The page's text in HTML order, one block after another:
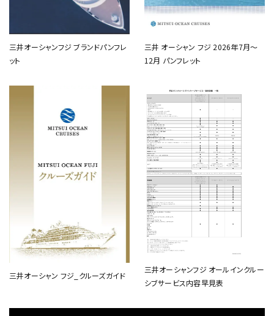
三井オーシャンフジ ブランドパンフレ
ット
三井 オーシャン フジ 2026年7月～
12月 パンフレット
三井オーシャン フジ_クルーズガイド
三井オーシャンフジ オールインクルー
シブサービス内容早見表